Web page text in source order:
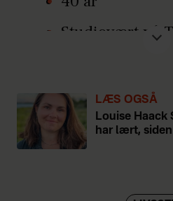
Studievært på
studier og
administration
kandidat i
Tidligere
LÆS OGSÅ
Louise Haack
har lært,